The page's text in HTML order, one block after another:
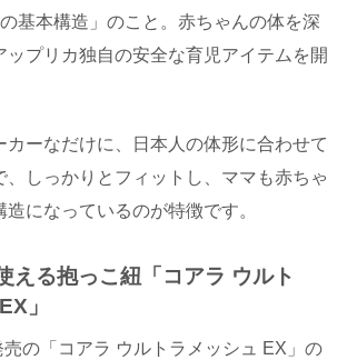
基本構造」のこと。赤ちゃんの体を深
ップリカ独自の安全な育児アイテムを開
カーなだけに、日本人の体形に合わせて
、しっかりとフィットし、ママも赤ちゃ
になっているのが特徴です。
える抱っこ紐「コアラ ウルト
EX 」
売の「コアラ ウルトラメッシュ EX 」の